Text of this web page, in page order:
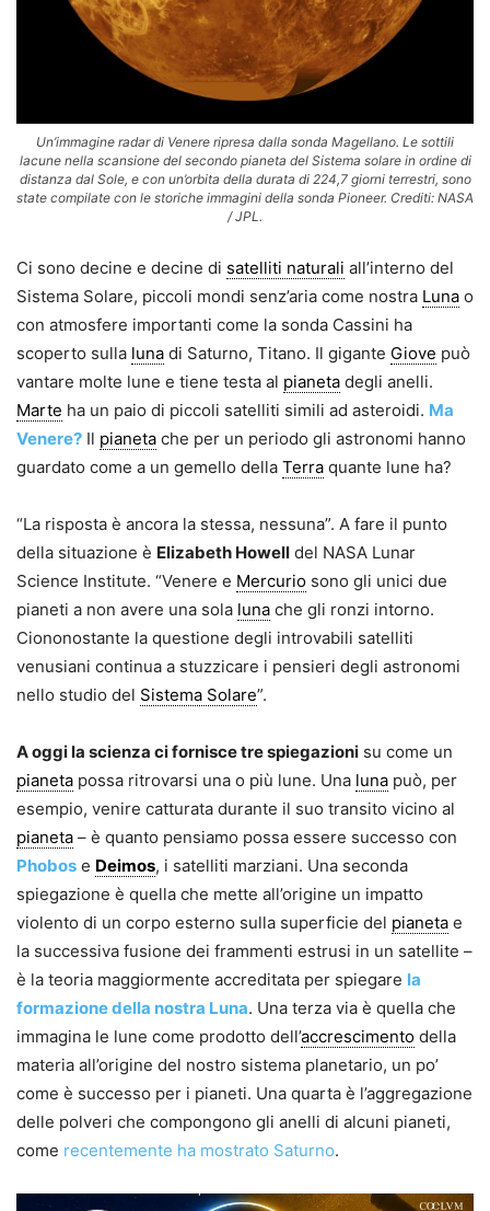
Un’immagine radar di Venere ripresa dalla sonda Magellano. Le sottili
lacune nella scansione del secondo pianeta del Sistema solare in ordine di
distanza dal Sole, e con un’orbita della durata di 224,7 giorni terrestri, sono
state compilate con le storiche immagini della sonda Pioneer. Crediti: NASA
/ JPL.
Ci sono decine e decine di satelliti naturali all’interno del
Sistema Solare, piccoli mondi senz’aria come nostra Luna o
con atmosfere importanti come la sonda Cassini ha
scoperto sulla luna di Saturno, Titano. Il gigante Giove può
vantare molte lune e tiene testa al pianeta degli anelli.
Marte ha un paio di piccoli satelliti simili ad asteroidi. Ma
Venere? Il pianeta che per un periodo gli astronomi hanno
guardato come a un gemello della Terra quante lune ha?
“La risposta è ancora la stessa, nessuna”. A fare il punto
della situazione è Elizabeth Howell del NASA Lunar
Science Institute. “Venere e Mercurio sono gli unici due
pianeti a non avere una sola luna che gli ronzi intorno.
Ciononostante la questione degli introvabili satelliti
venusiani continua a stuzzicare i pensieri degli astronomi
nello studio del Sistema Solare”.
A oggi la scienza ci fornisce tre spiegazioni su come un
pianeta possa ritrovarsi una o più lune. Una luna può, per
esempio, venire catturata durante il suo transito vicino al
pianeta – è quanto pensiamo possa essere successo con
Phobos e Deimos, i satelliti marziani. Una seconda
spiegazione è quella che mette all’origine un impatto
violento di un corpo esterno sulla superficie del pianeta e
la successiva fusione dei frammenti estrusi in un satellite –
è la teoria maggiormente accreditata per spiegare la
formazione della nostra Luna. Una terza via è quella che
immagina le lune come prodotto dell’accrescimento della
materia all’origine del nostro sistema planetario, un po’
come è successo per i pianeti. Una quarta è l’aggregazione
delle polveri che compongono gli anelli di alcuni pianeti,
come recentemente ha mostrato Saturno.